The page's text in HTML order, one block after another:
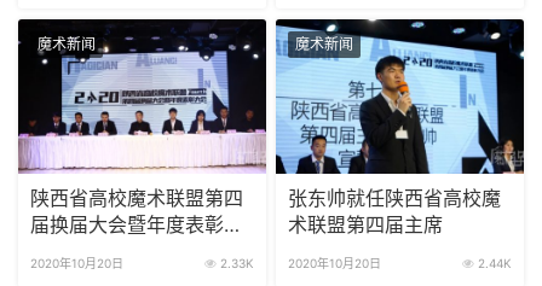
魔术新闻
陕西省高校魔术联盟第四
届换届大会暨年度表彰大
2020年10月20日 2.33K
魔术新闻
张东帅就任陕西省高校魔
术联盟第四届主席
2020年10月20日 2.44K